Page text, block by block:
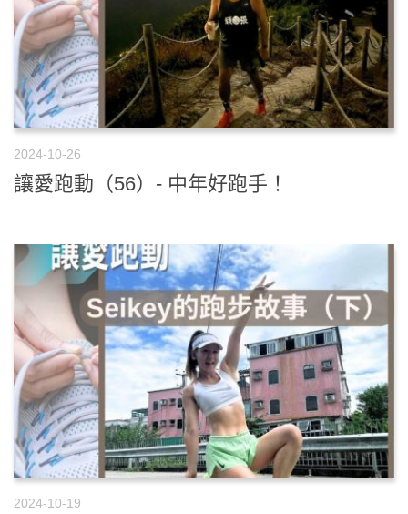
2024-10-26
讓愛跑動（56）- 中年好跑手！
2024-10-19